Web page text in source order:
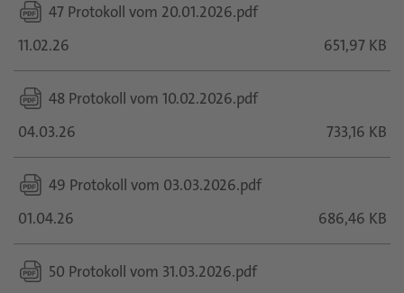
47 Protokoll vom 20.01.2026.pdf
11.02.26
651,97 KB
48 Protokoll vom 10.02.2026.pdf
04.03.26
733,16 KB
49 Protokoll vom 03.03.2026.pdf
01.04.26
686,46 KB
50 Protokoll vom 31.03.2026.pdf